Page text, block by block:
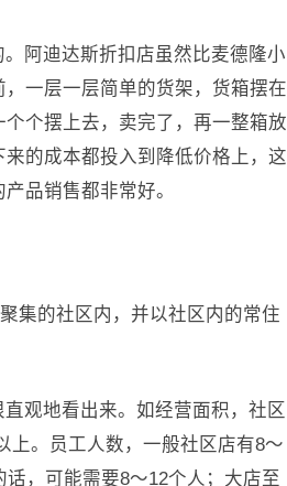
阿迪达斯折扣店虽然比麦德隆小
一层一层简单的货架，货箱摆在
个摆上去，卖完了，再一整箱放
的成本都投入到降低价格上，这
品销售都非常好。
集的社区内，并以社区内的常住
观地看出来。如经营面积，社区
上。员工人数，一般社区店有8～
，可能需要8～12个人；大店至